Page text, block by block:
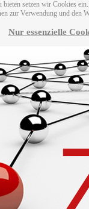
bieten setzen wir Cookies
zur Verwendung und den
Nur essenzielle